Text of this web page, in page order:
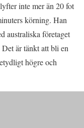
inte mer än 20 fot
körning. Han
australiska företaget
är tänkt att bli en
högre och